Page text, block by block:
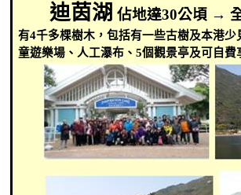
迪茵湖 佔地達30公頃 →
有4千多棵樹木，包括有一些古樹及本港
童遊樂場、人工瀑布、 5個觀景亭及可自費